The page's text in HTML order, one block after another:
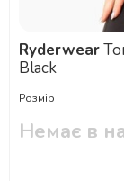
Ryderwear
Black
Розмір
Немає в